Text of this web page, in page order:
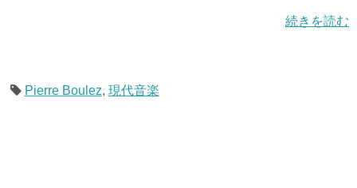
続きを読む
Pierre Boulez, 現代音楽